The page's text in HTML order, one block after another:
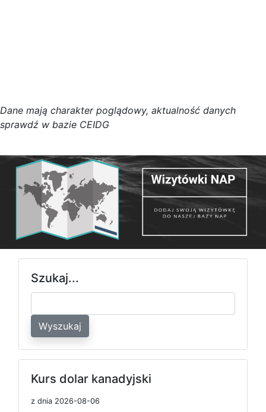
Dane mają charakter poglądowy, aktualność danych
sprawdź w bazie CEIDG
Szukaj...
Wyszukaj
Kurs dolar kanadyjski
z dnia 2026-08-06